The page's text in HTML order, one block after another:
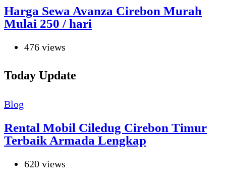
Harga Sewa Avanza Cirebon Murah
Mulai 250 / hari
476 views
Today Update
Blog
Rental Mobil Ciledug Cirebon Timur
Terbaik Armada Lengkap
620 views